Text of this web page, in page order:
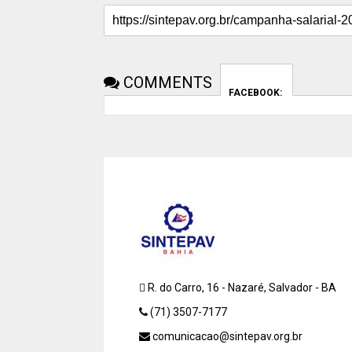
COMMENTS
FACEBOOK:
R. do Carro, 16 - Nazaré, Salvador - BA
(71) 3507-7177
comunicacao@sintepav.org.br